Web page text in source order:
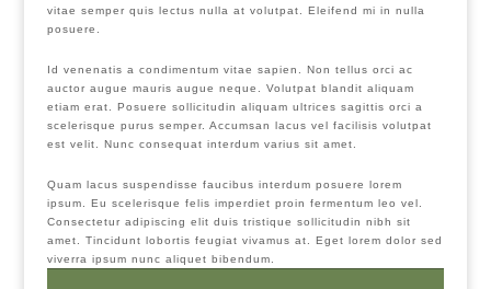
vitae semper quis lectus nulla at volutpat. Eleifend mi in nulla
posuere.
Id venenatis a condimentum vitae sapien. Non tellus orci ac
auctor augue mauris augue neque. Volutpat blandit aliquam
etiam erat. Posuere sollicitudin aliquam ultrices sagittis orci a
scelerisque purus semper. Accumsan lacus vel facilisis volutpat
est velit. Nunc consequat interdum varius sit amet.
Quam lacus suspendisse faucibus interdum posuere lorem
ipsum. Eu scelerisque felis imperdiet proin fermentum leo vel.
Consectetur adipiscing elit duis tristique sollicitudin nibh sit
amet. Tincidunt lobortis feugiat vivamus at. Eget lorem dolor sed
viverra ipsum nunc aliquet bibendum.